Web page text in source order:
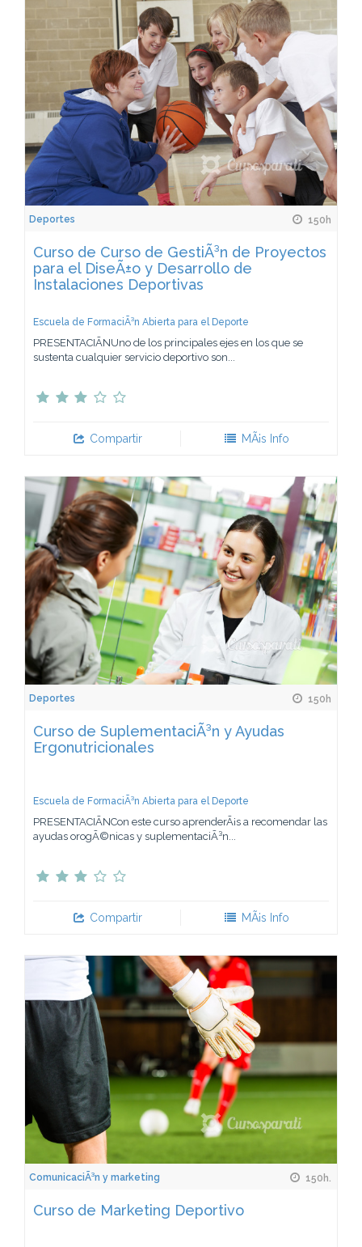
Deportes 150h
Curso de Curso de GestiÃ³n de Proyectos
para el DiseÃ±o y Desarrollo de
Instalaciones Deportivas
Escuela de FormaciÃ³n Abierta para el Deporte
PRESENTACIÃNUno de los principales ejes en los que se
sustenta cualquier servicio deportivo son...
Compartir MÃ¡s Info
Deportes 150h
Curso de SuplementaciÃ³n y Ayudas
Ergonutricionales
Escuela de FormaciÃ³n Abierta para el Deporte
PRESENTACIÃNCon este curso aprenderÃ¡s a recomendar las
ayudas orogÃ©nicas y suplementaciÃ³n...
Compartir MÃ¡s Info
ComunicaciÃ³n y marketing 150h.
Curso de Marketing Deportivo